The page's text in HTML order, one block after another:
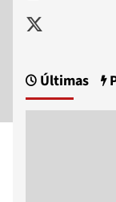
Twitter
Últimas